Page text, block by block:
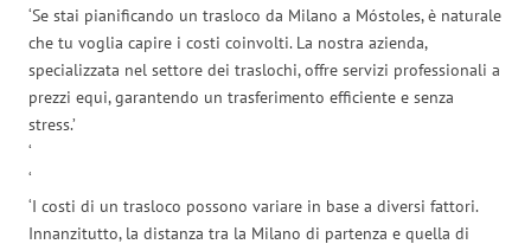
‘Se stai pianificando un trasloco da Milano a Móstoles, è naturale
che tu voglia capire i costi coinvolti. La nostra azienda,
specializzata nel settore dei traslochi, offre servizi professionali a
prezzi equi, garantendo un trasferimento efficiente e senza
stress.’
‘
‘
‘I costi di un trasloco possono variare in base a diversi fattori.
Innanzitutto, la distanza tra la Milano di partenza e quella di